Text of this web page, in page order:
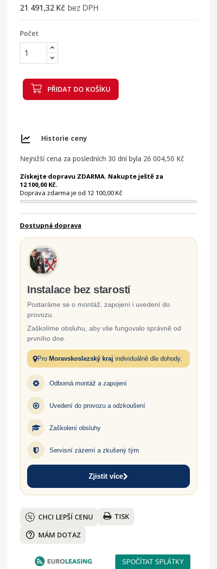
21 491,32 Kč bez DPH
Počet
PŘIDAT DO KOŠÍKU
Historie ceny
Nejnižší cena za posledních 30 dní byla 26 004,50 Kč
Získejte dopravu ZDARMA. Nakupte ještě za
12 100,00 Kč.
Doprava zdarma je od 12 100,00 Kč
Dostupná doprava
Instalace bez starostí
Postaráme se o montáž, zapojení i uvedení do
provozu.
Zaškolíme obsluhu, aby vše fungovalo správně od
prvního dne.
Pro Moravskoslezský kraj individuálně dle dohody.
Odborná montáž a zapojení
Uvedení do provozu a odzkoušení
Zaškolení obsluhy
Servisní zázemí a zkušený tým
Zjistit více
CHCI LEPŠÍ CENU TISK
help_outline MÁM DOTAZ